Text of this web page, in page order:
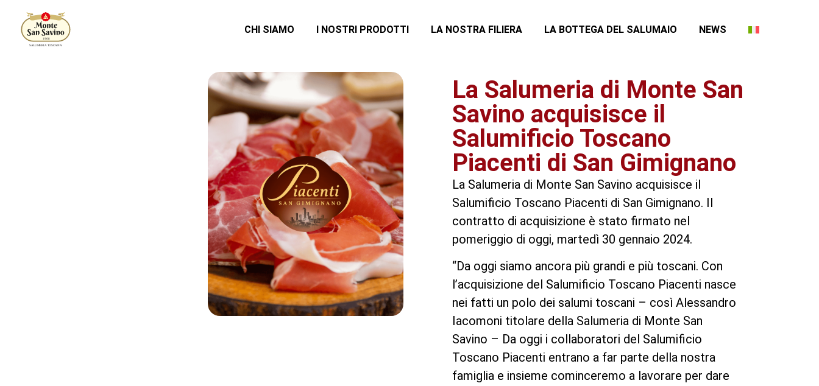
CHI SIAMO I NOSTRI PRODOTTI LA NOSTRA FILIERA LA BOTTEGA DEL SALUMAIO NEWS
La Salumeria di Monte San
Savino acquisisce il
Salumificio Toscano
Piacenti di San Gimignano
La Salumeria di Monte San Savino acquisisce il
Salumificio Toscano Piacenti di San Gimignano. Il
contratto di acquisizione è stato firmato nel
pomeriggio di oggi, martedì 30 gennaio 2024.
“Da oggi siamo ancora più grandi e più toscani. Con
l’acquisizione del Salumificio Toscano Piacenti nasce
nei fatti un polo dei salumi toscani – così Alessandro
Iacomoni titolare della Salumeria di Monte San
Savino – Da oggi i collaboratori del Salumificio
Toscano Piacenti entrano a far parte della nostra
famiglia e insieme cominceremo a lavorare per dare